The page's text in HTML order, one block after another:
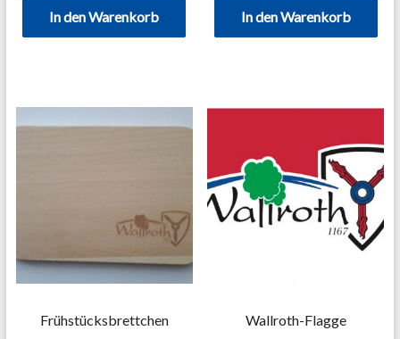
In den Warenkorb In den Warenkorb
Frühstücksbrettchen Wallroth-Flagge